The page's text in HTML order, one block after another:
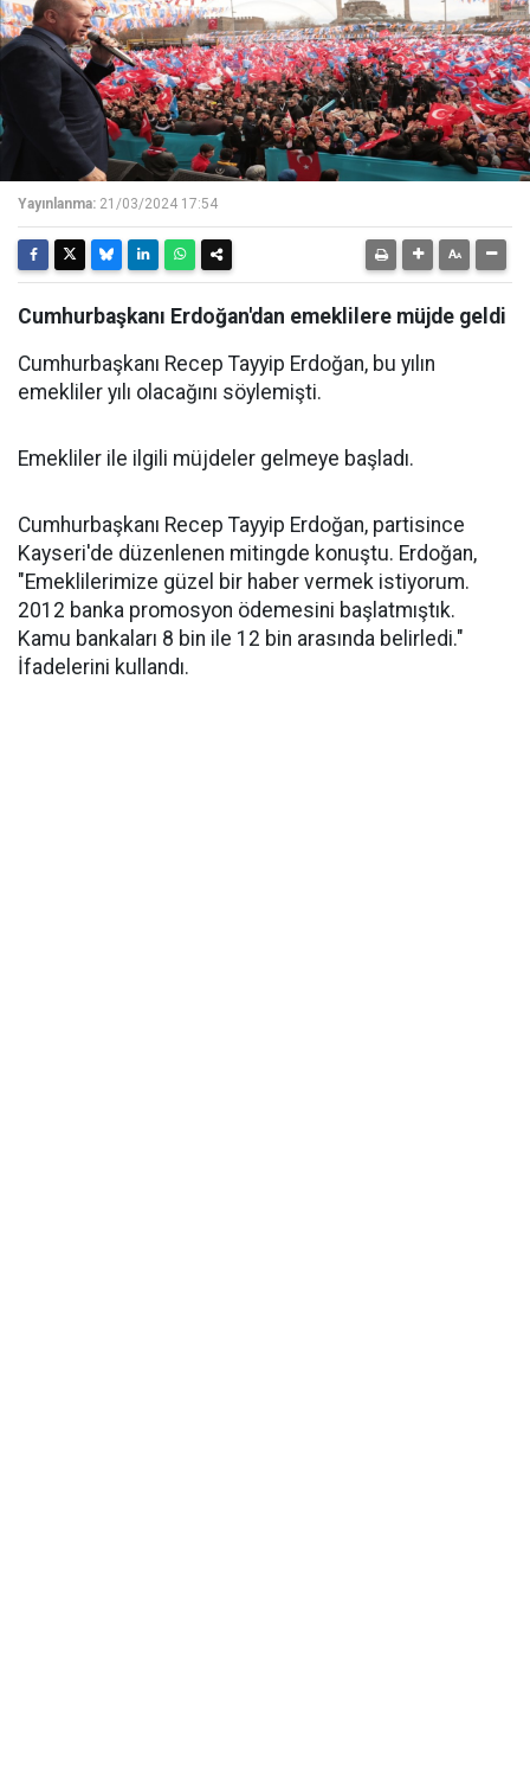
Yayınlanma: 21/03/2024 17:54
Cumhurbaşkanı Erdoğan'dan emeklilere müjde geldi
Cumhurbaşkanı Recep Tayyip Erdoğan, bu yılın
emekliler yılı olacağını söylemişti.
Emekliler ile ilgili müjdeler gelmeye başladı.
Cumhurbaşkanı Recep Tayyip Erdoğan, partisince
Kayseri'de düzenlenen mitingde konuştu. Erdoğan,
"Emeklilerimize güzel bir haber vermek istiyorum.
2012 banka promosyon ödemesini başlatmıştık.
Kamu bankaları 8 bin ile 12 bin arasında belirledi."
İfadelerini kullandı.